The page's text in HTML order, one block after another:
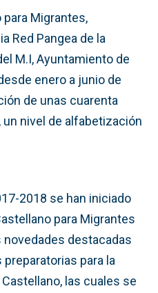
Migrantes,
Red Pangea de la
M.I, Ayuntamiento de
enero a junio de
de unas cuarenta
nivel de alfabetización
2018 se han iniciado
para Migrantes
novedades destacadas
para la
las cuales se